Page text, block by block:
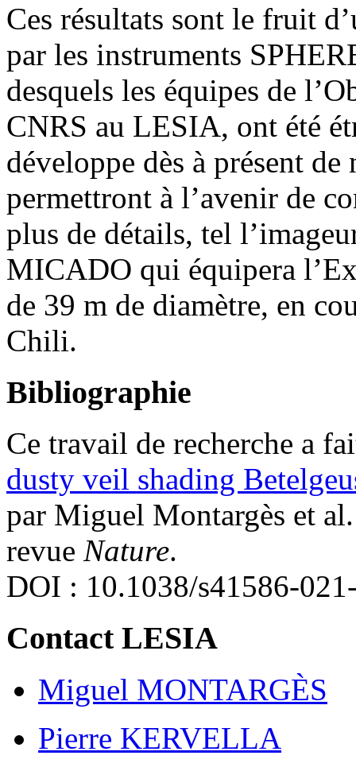
Ces résultats sont le fruit
par les instruments
desquels les équipes de
CNRS au LESIA, ont été
développe dès à présent
permettront à l’avenir de
plus de détails, tel
MICADO qui équipera
de 39 m de diamètre, en
Chili.
Bibliographie
Ce travail de recherche a
dusty veil shading
par Miguel Montargès et
revue Nature.
DOI : 10.1038/s41586-
Contact LESIA
Miguel MONTARGÈS
Pierre KERVELLA